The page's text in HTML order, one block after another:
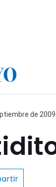
de 2009